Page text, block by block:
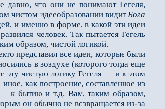
давно, что они не понимают Гегеля,
чистом идееобразовании видитБога
и именно в форме, в какой эти идеи
человек. Так пытается Гегель
образом, чистой логикой.
представил все идеи, которые были
в воздухе (которого тогда еще
эту чистую логику Гегеля — и в этом
как построение, составленное из
— к бытию и т.д. Вам, таким образом,
он обычно не возвращается из-за